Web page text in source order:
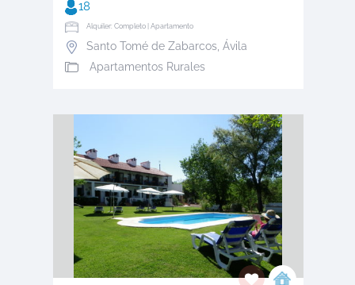
18
Alquiler: Completo | Apartamento
Santo Tomé de Zabarcos, Ávila
Apartamentos Rurales